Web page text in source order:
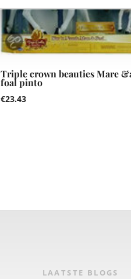
Triple crown beauties Mare
foal pinto
€23.43
LAATSTE BLOGS